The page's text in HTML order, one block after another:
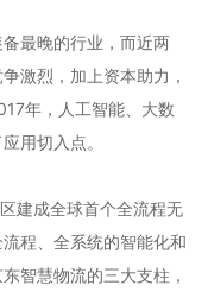
最晚的行业，而近两
激烈，加上资本助力，
年，人工智能、大数
用切入点。
建成全球首个全流程无
程、全系统的智能化和
智慧物流的三大支柱，